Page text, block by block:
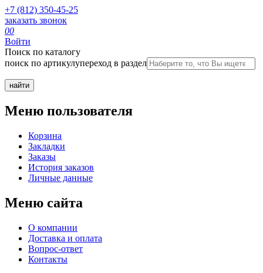
+7 (812) 350-45-25
заказать звонок
00
Войти
Поиск по каталогу
поиск по артикулупереход в раздел
Меню пользователя
Корзина
Закладки
Заказы
История заказов
Личные данные
Меню сайта
О компании
Доставка и оплата
Вопрос-ответ
Контакты